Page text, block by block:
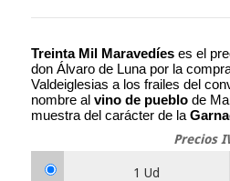
Treinta Mil Maravedíes es el
don Álvaro de Luna por la
Valdeiglesias a los frailes del
nombre al vino de pueblo de
muestra del carácter de la
Precios
1 Ud